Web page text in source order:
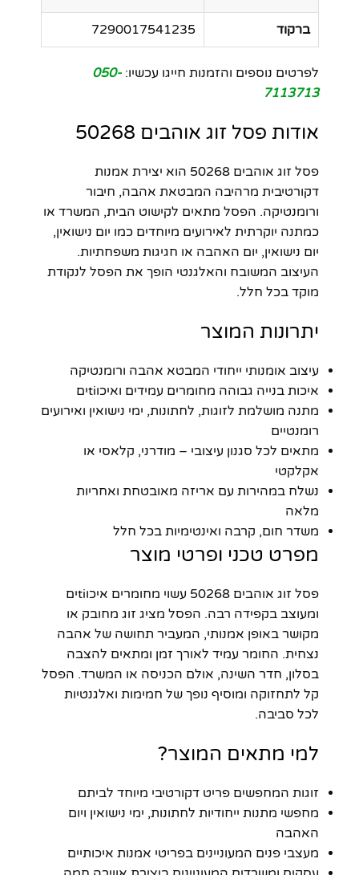
ברקוד 7290017541235
לפרטים נוספים והזמנות חייגו עכשיו: 050-
7113713
אודות פסל זוג אוהבים 50268
פסל זוג אוהבים 50268 הוא יצירת אמנות
דקורטיבית מרהיבה המבטאת אהבה, חיבור
ורומנטיקה. הפסל מתאים לקישוט הבית, המשרד או
כמתנה יוקרתית לאירועים מיוחדים כמו יום נישואין,
יום נישואין, יום האהבה או חגיגות משפחתיות.
העיצוב המשובח והאלגנטי הופך את הפסל לנקודת
מוקד בכל חלל.
יתרונות המוצר
עיצוב אומנותי ייחודי המבטא אהבה ורומנטיקה
איכות בנייה גבוהה מחומרים עמידים ואיכוtiים
מתנה מושלמת לזוגות, לחתונות, ימי נישואין ואירועים
רומנטיים
מתאים לכל סגנון עיצובי – מודרני, קלאסי או
אקלקטי
נשלח במהירות עם אריזה מאובטחת ואחריות
מלאה
משדר חום, קרבה ואינטימיות בכל חלל
מפרט טכני ופרטי מוצר
פסל זוג אוהבים 50268 עשוי מחומרים איכוtiים
ומעוצב בקפידה רבה. הפסל מציג זוג מחובק או
מקושר באופן אמנותי, המעביר תחושה של אהבה
נצחית. החומר עמיד לאורך זמן ומתאים להצבה
בסלון, חדר השינה, אולם הכניסה או המשרד. הפסל
קל לתחזוקה ומוסיף נופך של חמימות ואלגנטיות
לכל סביבה.
למי מתאים המוצר?
זוגות המחפשים פריט דקורטיבי מיוחד לביתם
מחפשי מתנות ייחודיות לחתונות, ימי נישואין ויום
האהבה
מעצבי פנים המעוניינים בפריטי אמנות איכותיים